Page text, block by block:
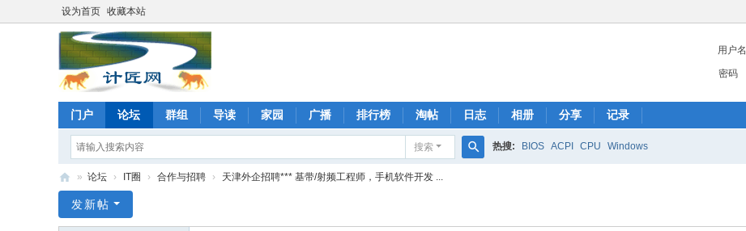
设为首页 收藏本站
用户名
密码
门户 论坛 群组 导读 家园 广播 排行榜 淘帖 日志 相册 分享 记录
搜索 热搜: BIOS ACPI CPU Windows
匠
» 论坛 › IT圈 › 合作与招聘 › 天津外企招聘*** 基带/射频工程师，手机软件开发 ...
发新帖